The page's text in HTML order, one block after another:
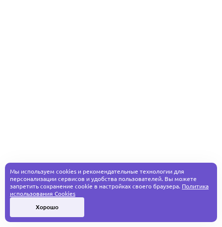
Мы используем cookies и рекомендательные технологии для
персонализации сервисов и удобства пользователей. Вы можете
запретить сохранение cookie в настройках своего браузера. Политика
использования Cookies
Хорошо